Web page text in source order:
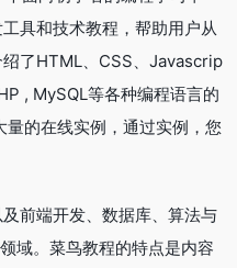
具和技术教程，帮助用户从
了HTML、CSS、Javascrip
, MySQL等各种编程语言的
的在线实例，通过实例，您
前端开发、数据库、算法与
域。菜鸟教程的特点是内容